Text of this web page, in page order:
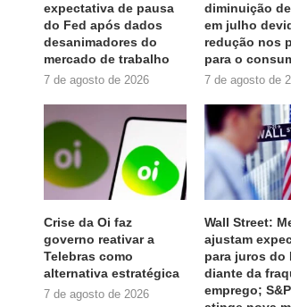
expectativa de pausa
do Fed após dados
desanimadores do
mercado de trabalho
7 de agosto de 2026
diminuição
em julho
redução nos
para o
7 de agosto de
Crise da Oi faz
governo reativar a
Telebras como
alternativa estratégica
7 de agosto de 2026
Wall Street:
ajustam
para juros do
diante da
emprego;